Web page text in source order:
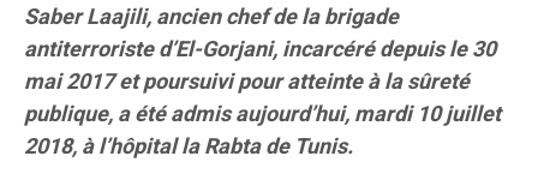
Saber Laajili, ancien chef de la brigade
antiterroriste d’El-Gorjani, incarcéré depuis le 30
mai 2017 et poursuivi pour atteinte à la sûreté
publique, a été admis aujourd’hui, mardi 10 juillet
2018, à l’hôpital la Rabta de Tunis.